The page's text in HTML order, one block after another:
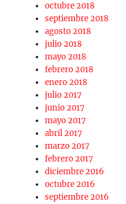
octubre 2018
septiembre 2018
agosto 2018
julio 2018
mayo 2018
febrero 2018
enero 2018
julio 2017
junio 2017
mayo 2017
abril 2017
marzo 2017
febrero 2017
diciembre 2016
octubre 2016
septiembre 2016